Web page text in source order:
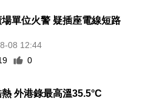
單位火警 疑插座電線短路
08 12:44
0
外港錄最高溫35.5°C